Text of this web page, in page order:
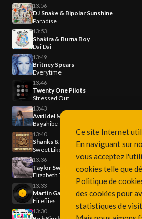
13:56
DJ Snake & Bipolar Sunshine
Paradise
13:53
Shakira & Burna Boy
Dai Dai
13:49
Britney Spears
Everytime
13:46
Twenty One Pilots
Stressed Out
13:43
Avril del Mar
Bayahibe
13:40
Shanks & Bigfoot
Sweet Like Chocolat
13:36
Taylor Swift
Elizabeth Taylor
13:33
Martin Garrix x U2
Fireflies
13:30
Ce site Internet
En naviguant sur
vous acceptez
cookies telle que
Politique de
des cookies pour
statistiques de